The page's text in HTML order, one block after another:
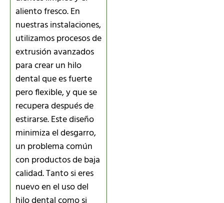
aliento fresco. En
nuestras instalaciones,
utilizamos procesos de
extrusión avanzados
para crear un hilo
dental que es fuerte
pero flexible, y que se
recupera después de
estirarse. Este diseño
minimiza el desgarro,
un problema común
con productos de baja
calidad. Tanto si eres
nuevo en el uso del